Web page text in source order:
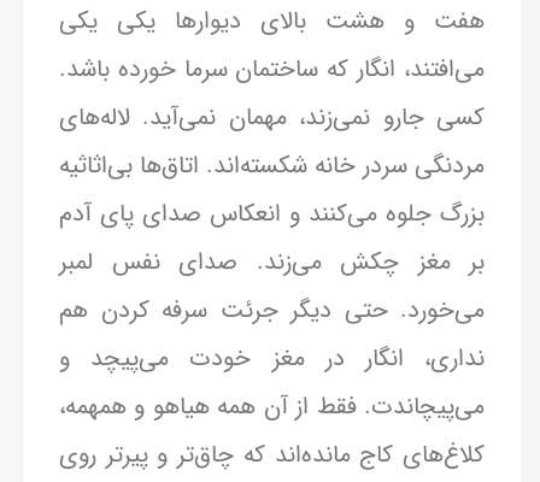
هفت و هشت بالای دیوارها یکی یکی
می‌افتند، انگار که ساختمان سرما خورده باشد.
کسی جارو نمی‌زند، مهمان نمی‌آید. لاله‌های
مردنگی سردر خانه شکسته‌اند. اتاق‌ها بی‌اثاثیه
بزرگ جلوه می‌کنند و انعکاس صدای پای آدم
بر مغز چکش می‌زند. صدای نفس لمبر
می‌خورد. حتی دیگر جرئت سرفه کردن هم
نداری، انگار در مغز خودت می‌پیچد و
می‌پیچاندت. فقط از آن همه هیاهو و همهمه،
کلاغ‌های کاج مانده‌اند که چاق‌تر و پیرتر روی